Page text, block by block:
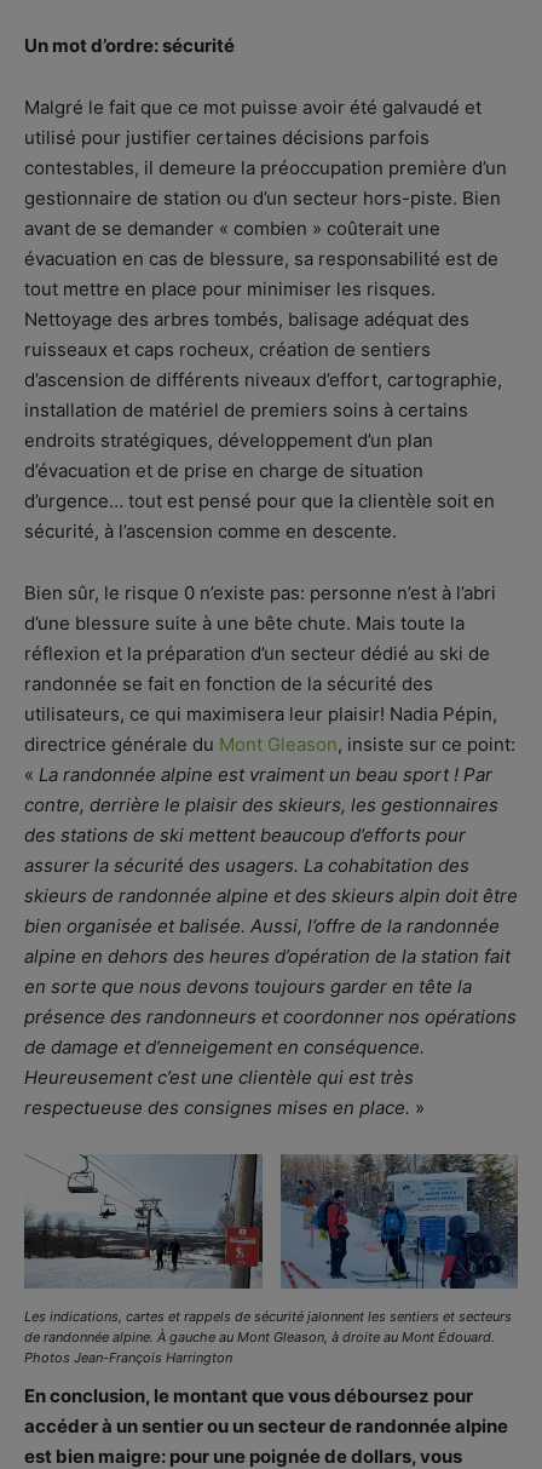
Un mot d’ordre: sécurité
Malgré le fait que ce mot puisse avoir été galvaudé et
utilisé pour justifier certaines décisions parfois
contestables, il demeure la préoccupation première d’un
gestionnaire de station ou d’un secteur hors-piste. Bien
avant de se demander « combien » coûterait une
évacuation en cas de blessure, sa responsabilité est de
tout mettre en place pour minimiser les risques.
Nettoyage des arbres tombés, balisage adéquat des
ruisseaux et caps rocheux, création de sentiers
d’ascension de différents niveaux d’effort, cartographie,
installation de matériel de premiers soins à certains
endroits stratégiques, développement d’un plan
d’évacuation et de prise en charge de situation
d’urgence… tout est pensé pour que la clientèle soit en
sécurité, à l’ascension comme en descente.
Bien sûr, le risque 0 n’existe pas: personne n’est à l’abri
d’une blessure suite à une bête chute. Mais toute la
réflexion et la préparation d’un secteur dédié au ski de
randonnée se fait en fonction de la sécurité des
utilisateurs, ce qui maximisera leur plaisir! Nadia Pépin,
directrice générale du Mont Gleason, insiste sur ce point:
« La randonnée alpine est vraiment un beau sport ! Par
contre, derrière le plaisir des skieurs, les gestionnaires
des stations de ski mettent beaucoup d’efforts pour
assurer la sécurité des usagers. La cohabitation des
skieurs de randonnée alpine et des skieurs alpin doit être
bien organisée et balisée. Aussi, l’offre de la randonnée
alpine en dehors des heures d’opération de la station fait
en sorte que nous devons toujours garder en tête la
présence des randonneurs et coordonner nos opérations
de damage et d’enneigement en conséquence.
Heureusement c’est une clientèle qui est très
respectueuse des consignes mises en place. »
Les indications, cartes et rappels de sécurité jalonnent les sentiers et secteurs
de randonnée alpine. À gauche au Mont Gleason, à droite au Mont Édouard.
Photos Jean-François Harrington
En conclusion, le montant que vous déboursez pour
accéder à un sentier ou un secteur de randonnée alpine
est bien maigre: pour une poignée de dollars, vous